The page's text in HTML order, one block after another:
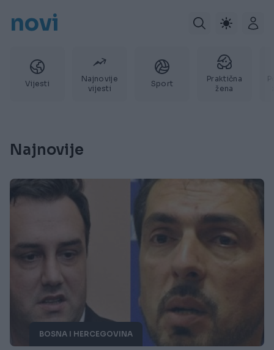
novi
Vijesti
Najnovije
vijesti
Sport
Praktična
žena
Najnovije
BOSNA I HERCEGOVINA